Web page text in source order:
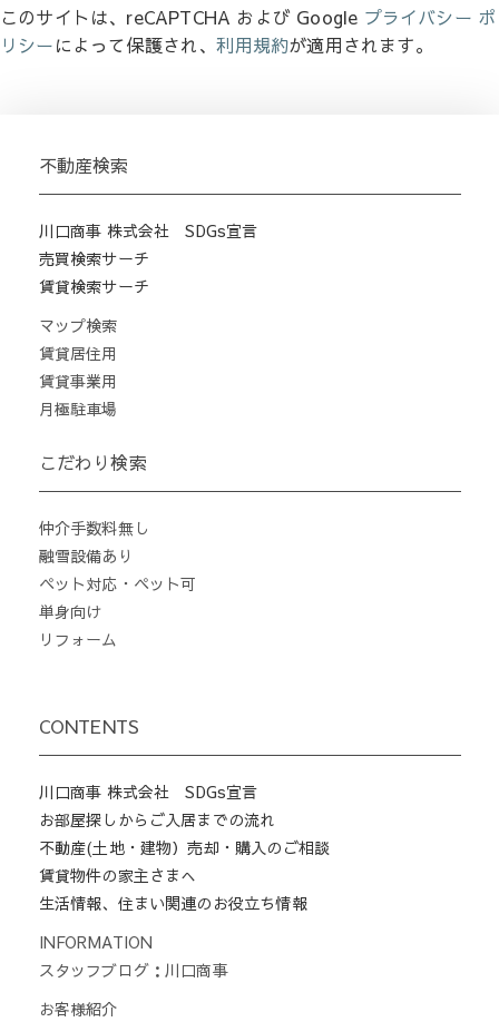
このサイトは、reCAPTCHA および Google プライバシー ポ
リシーによって保護され、利用規約が適用されます。
不動産検索
川口商事 株式会社 SDGs宣言
売買検索サーチ
賃貸検索サーチ
マップ検索
賃貸居住用
賃貸事業用
月極駐車場
こだわり検索
仲介手数料無し
融雪設備あり
ペット対応・ペット可
単身向け
リフォーム
CONTENTS
川口商事 株式会社 SDGs宣言
お部屋探しからご入居までの流れ
不動産(土地・建物）売却・購入のご相談
賃貸物件の家主さまへ
生活情報、住まい関連のお役立ち情報
INFORMATION
スタッフブログ：川口商事
お客様紹介